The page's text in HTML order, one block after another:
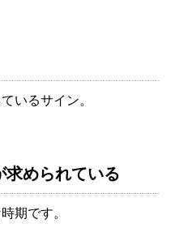
いるサイン。
求められている
期です。